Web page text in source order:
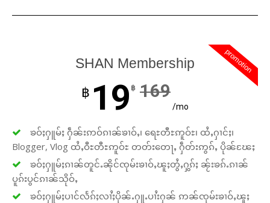
promotion
SHAN Membership
฿ 19 ฿ 169
/mo
ၶဝ်ႈႁူမ်ႈ ႁဵၼ်းဢဝ်ၵၢၼ်ၶၢဝ်ႇ၊ ရေႊတီႊဢူဝ်ႊ၊ ထႆႇႁၢင်ႈ၊
Blogger, Vlog ထႆႇဝီႊတီႊဢူဝ်ႊ တတ်းတေႃႇ ႁဵတ်းဢွၵ်ႇ ပိုၼ်ၽႄႈ
ၶဝ်ႈႁူမ်ႈၵၢၼ်တူင်ႉၼိုင်ၸုမ်းၶၢဝ်ႇၽူႈတွႆႇႁွၵ်ႈ ၼႂ်းၶၵ်ႉၵၢၼ်
ပူၵ်းပွင်ၵၢၼ်သိုဝ်ႇ
ၶဝ်ႈႁူမ်ႈပၢင်လႅၵ်ႈလၢႆႈပိုၼ်ႉႁူႉပၢႆးႁၼ် ဢၼ်ၸုမ်းၶၢဝ်ႇၽူႈ